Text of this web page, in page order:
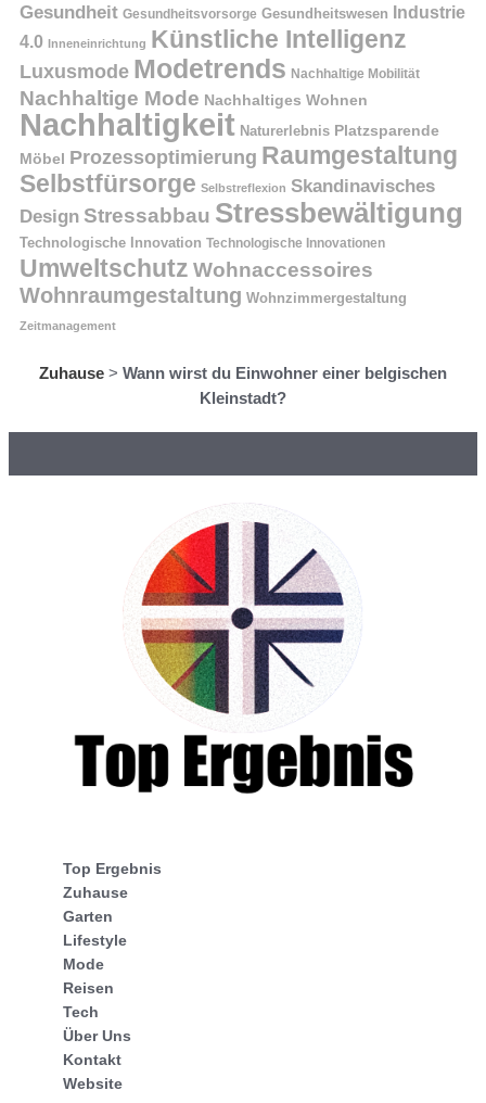
Gesundheit Gesundheitsvorsorge Gesundheitswesen Industrie
4.0 Inneneinrichtung Künstliche Intelligenz
Luxusmode Modetrends Nachhaltige Mobilität
Nachhaltige Mode Nachhaltiges Wohnen
Nachhaltigkeit Naturerlebnis Platzsparende
Möbel Prozessoptimierung Raumgestaltung
Selbstfürsorge Selbstreflexion Skandinavisches
Design Stressabbau Stressbewältigung
Technologische Innovation Technologische Innovationen
Umweltschutz Wohnaccessoires
Wohnraumgestaltung Wohnzimmergestaltung
Zeitmanagement
Zuhause > Wann wirst du Einwohner einer belgischen
Kleinstadt?
Top Ergebnis
Zuhause
Garten
Lifestyle
Mode
Reisen
Tech
Über Uns
Kontakt
Website